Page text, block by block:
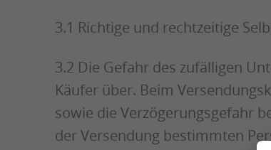
3.1 Richtige und rechtzeitige
3.2 Die Gefahr des zufälligen
Käufer über. Beim
sowie die Verzögerungsgefahr
der Versendung bestimmten